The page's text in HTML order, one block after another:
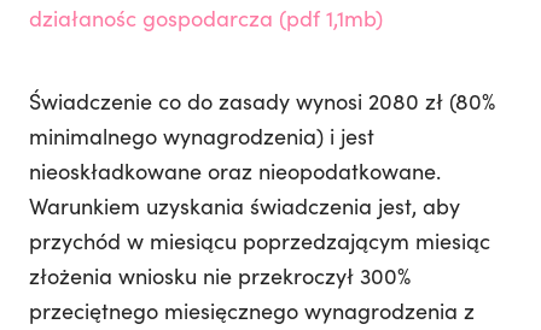
działanośc gospodarcza (pdf 1,1mb)
Świadczenie co do zasady wynosi 2080 zł (80%
minimalnego wynagrodzenia) i jest
nieoskładkowane oraz nieopodatkowane.
Warunkiem uzyskania świadczenia jest, aby
przychód w miesiącu poprzedzającym miesiąc
złożenia wniosku nie przekroczył 300%
przeciętnego miesięcznego wynagrodzenia z